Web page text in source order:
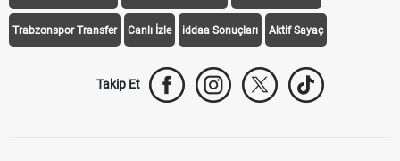
Trabzonspor Transfer Canlı İzle iddaa Sonuçları Aktif Sayaç
Takip Et